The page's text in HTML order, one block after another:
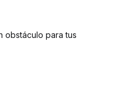
obstáculo para tus